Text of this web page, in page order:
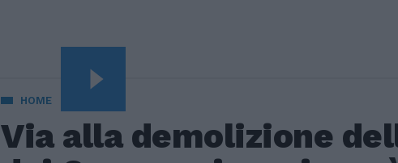
Leonardo Maria Del
Vecchio dall'ex
compagna in ospedale.
HOME
Via alla demolizione